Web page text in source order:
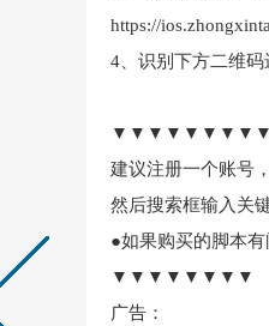
https://
4、识别下方二维码
建议注册一个账号
然后搜索框输入关
●如果购买的脚本
▼▼▼▼▼▼▼▼
广告：